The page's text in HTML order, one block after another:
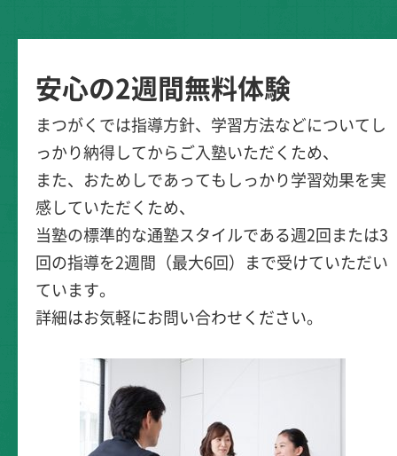
安心の2週間無料体験
まつがくでは指導方針、学習方法などについてし
っかり納得してからご入塾いただくため、
また、おためしであってもしっかり学習効果を実
感していただくため、
当塾の標準的な通塾スタイルである週2回または3
回の指導を2週間（最大6回）まで受けていただい
ています。
詳細はお気軽にお問い合わせください。